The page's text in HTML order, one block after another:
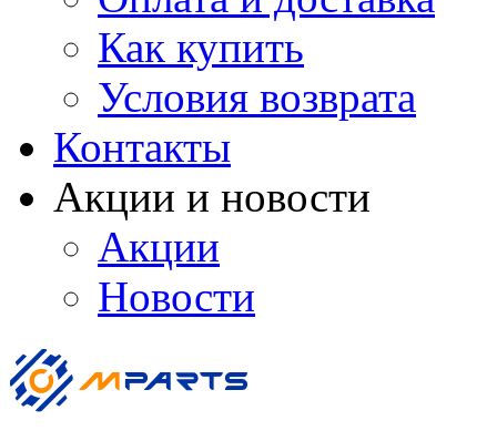
Как купить
Условия возврата
Контакты
Акции и новости
Акции
Новости